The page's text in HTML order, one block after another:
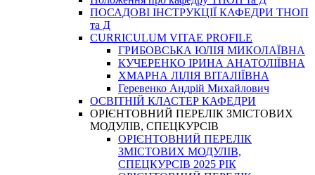
ПОСАДОВІ ІНСТРУКЦІЇ КАФЕДРИ ТНОП
та Д
CURRICULUM VITAE PROFILE
ГРИБОВСЬКА ЮЛІЯ МИКОЛАЇВНА
КУЧЕРЕНКО ІРИНА АНАТОЛІЇВНА
ХМАРНА ЛІЛІЯ ВІТАЛІЇВНА
Геревенко Андрій Михайлович
ОСВІТНІЙ КЛАСТЕР КАФЕДРИ
ОРІЄНТОВНИЙ ПЕРЕЛІК ЗМІСТОВИХ
МОДУЛІВ, СПЕЦКУРСІВ
ОРІЄНТОВНИЙ ПЕРЕЛІК
ЗМІСТОВИХ МОДУЛІВ,
СПЕЦКУРСІВ 2025 РІК